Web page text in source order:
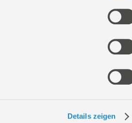
Details zeigen
345 mm
355 mm
595 mm
345 mm